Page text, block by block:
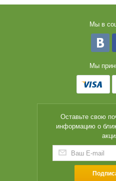
Мы в
Мы
Оставьте свою
информацию о